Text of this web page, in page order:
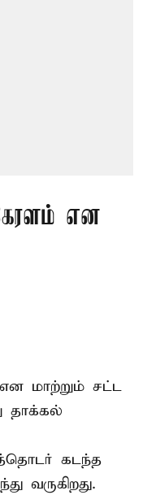
என
மாற்றும் சட்ட
தாக்கல்
கடந்த
வருகிறது.